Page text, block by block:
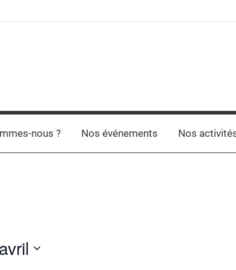
nous ? Nos événements Nos